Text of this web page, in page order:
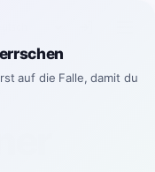
auf die Falle, damit du